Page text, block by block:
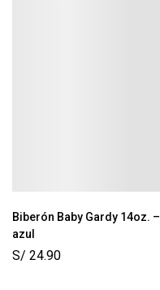
Biberón Baby Gardy 14oz. –
azul
S/ 24.90